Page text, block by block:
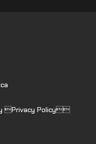
Privacy Policy